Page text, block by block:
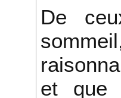
De
et que